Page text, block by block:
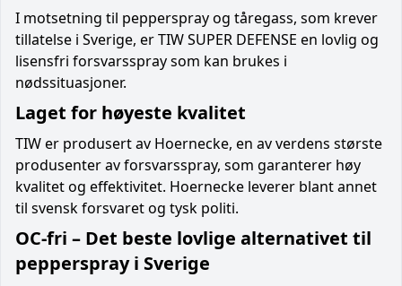
I motsetning til pepperspray og tåregass, som krever
tillatelse i Sverige, er TIW SUPER DEFENSE en lovlig og
lisensfri forsvarsspray som kan brukes i
nødssituasjoner.
Laget for høyeste kvalitet
TIW er produsert av Hoernecke, en av verdens største
produsenter av forsvarsspray, som garanterer høy
kvalitet og effektivitet. Hoernecke leverer blant annet
til svensk forsvaret og tysk politi.
OC-fri – Det beste lovlige alternativet til
pepperspray i Sverige